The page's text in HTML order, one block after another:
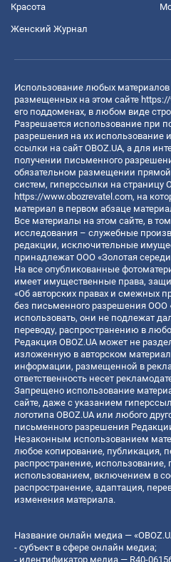
Красота
Женский Журнал
Использование любых
размещенных на этом сайте
его поддоменах, в любом виде
Разрешается использование при
разрешения на их использование
ссылки на сайт OBOZ.UA, а для
получении письменного
обязательном размещении
систем, гиперссылки на страницу
https://www.obozrevatel.com, на
материал в первом абзаце
Все материалы на этом сайте, в
исследования – служебные
редакции, исключительные
принадлежат ООО «Золотая
На все опубликованные
имеет имущественные права,
«Об авторских правах и смежных
без письменного разрешения ООО
использовать, они не подлежат
переводу, распространению в
Редакция OBOZ.UA может не
изложенную в авторском
информации, размещенной в
ответственность несет
Запрещено использование
сайте, даже с указанием
логотипа OBOZ.UA или любого
письменного разрешения
Незаконным использованием
любое копирование, публикация,
распространение, использование,
использованием, включением в
распространение, адаптация,
изменения материала.
Название онлайн медиа —
- субъект в сфере онлайн медиа;
- идентификатор медиа — R40-